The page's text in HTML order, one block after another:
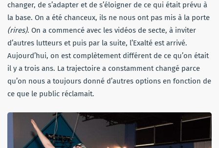
changer, de s’adapter et de s’éloigner de ce qui était prévu à
la base. On a été chanceux, ils ne nous ont pas mis à la porte
(rires). On a commencé avec les vidéos de secte, à inviter
d’autres lutteurs et puis par la suite, l’Exalté est arrivé.
Aujourd’hui, on est complètement différent de ce qu’on était
il y a trois ans. La trajectoire a constamment changé parce
qu’on nous a toujours donné d’autres options en fonction de
ce que le public réclamait.